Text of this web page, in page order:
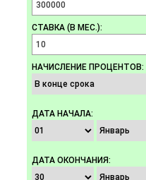
СТАВКА (В МЕС.):
НАЧИСЛЕНИЕ ПРОЦЕНТОВ:
ДАТА НАЧАЛА:
ДАТА ОКОНЧАНИЯ: